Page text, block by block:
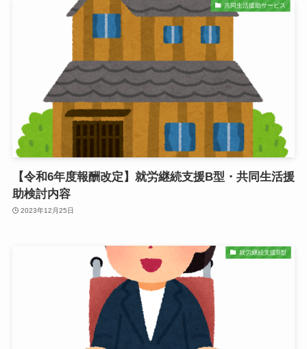
共同生活援助サービス
【令和6年度報酬改定】就労継続支援B型・共同生活援
助検討内容
2023年12月25日
就労継続支援B型